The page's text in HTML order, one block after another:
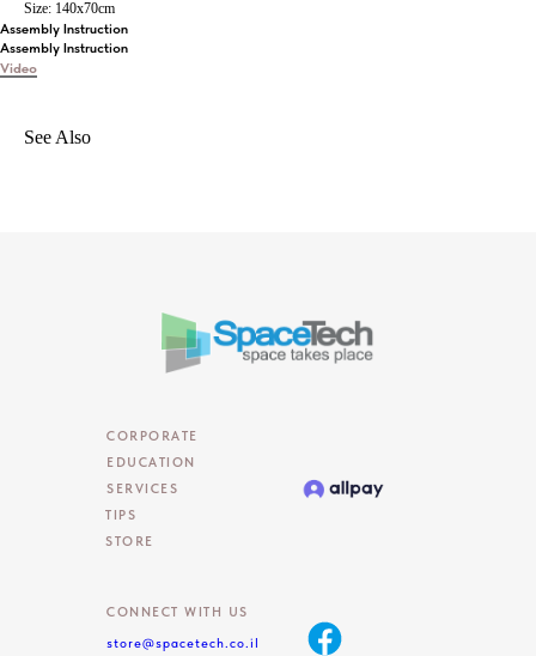
Size: 140x70cm
Assembly Instruction
Assembly Instruction
Video
See Also
TIPS
STORE
CONNECT WITH US
store@spacetech.co.il
SERVICES
CORPORATE
EDUCATION